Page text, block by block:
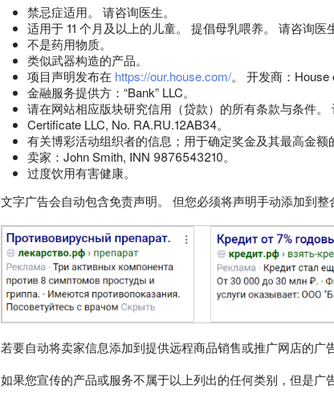
禁忌症适用。 请咨询医生。
适用于 11 个月及以上的儿童。 提倡母乳喂养。 请咨询医生
不是药用物质。
类似武器构造的产品。
项目声明发布在 https://our.house.com/。 开发商：House
金融服务提供方：“Bank” LLC。
请在网站相应版块研究信用（贷款）的所有条款与条件。
Certificate LLC, No. RA.RU.12AB34。
有关博彩活动组织者的信息；用于确定奖金及其最高金
卖家：John Smith, INN 9876543210。
过度饮用有害健康。
文字广告会自动包含免责声明。 但您必须将声明手动添加到
若要自动将卖家信息添加到提供远程商品销售或推广网店的广
如果您宣传的产品或服务不属于以上列出的任何类别，但是广